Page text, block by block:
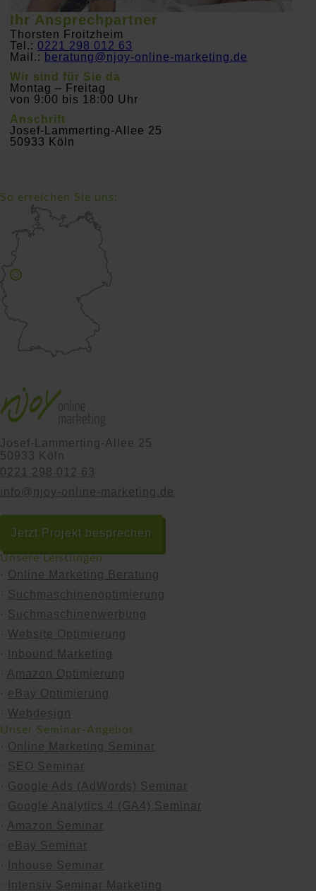
Ihr Ansprechpartner
Thorsten Froitzheim
Tel.: 0221 298 012 63
Mail.: beratung@njoy-online-marketing.de
Wir sind für Sie da
Montag – Freitag
von 9:00 bis 18:00 Uhr
Anschrift
Josef-Lammerting-Allee 25
50933 Köln
So erreichen Sie uns:
Josef-Lammerting-Allee 25
50933 Köln
0221 298 012 63
info@njoy-online-marketing.de
Jetzt Projekt besprechen
Unsere Leistungen
· Online Marketing Beratung
· Suchmaschinen­optimierung
· Suchmaschinen­werbung
· Website Optimierung
·
Inbound Marketing
· Amazon Optimierung
· eBay Optimierung
· Webdesign
Unser Seminar-Angebot
· Online Marketing Seminar
· SEO Seminar
· Google Ads (AdWords) Seminar
· Google Analytics 4 (GA4) Seminar
· Amazon Seminar
· eBay Seminar
·
Inhouse Seminar
·
Intensiv Seminar Marketing